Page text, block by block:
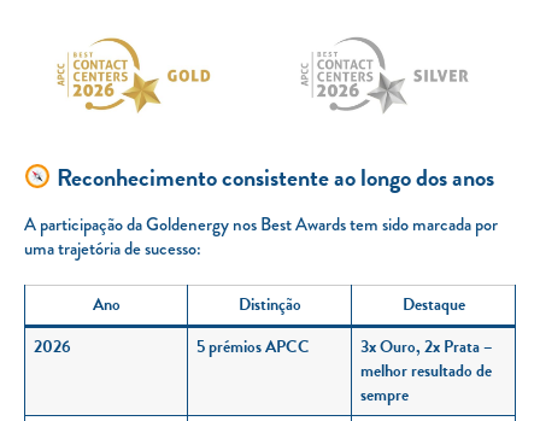
Reconhecimento consistente ao longo dos anos
A participação da Goldenergy nos Best Awards tem sido marcada por
uma trajetória de sucesso:
Ano Distinção
Destaque
2026
5 prémios APCC
3x Ouro, 2x Prata –
melhor resultado de
sempre